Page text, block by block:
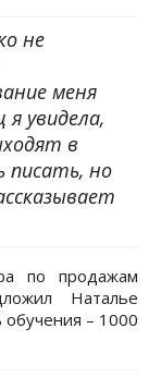
не
меня
я увидела,
в
писать, но
по продажам
Наталье
– 1000